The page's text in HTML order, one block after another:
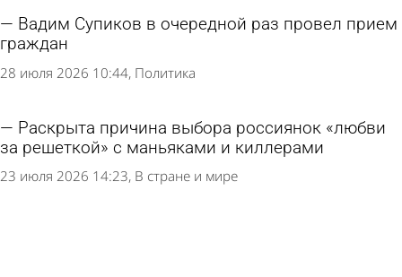
Вадим Супиков в очередной раз провел прием
граждан
28 июля 2026 10:44 Политика
Раскрыта причина выбора россиянок «любви
за решеткой» с маньяками и киллерами
23 июля 2026 14:23 В стране и мире